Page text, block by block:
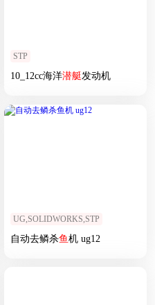
STP
10_12cc海洋潜艇发动机
潜艇水下潜航器
UG,SOLIDWORKS,STP
自动去鳞杀鱼机 ug12